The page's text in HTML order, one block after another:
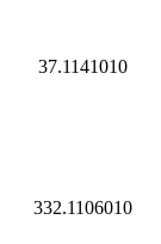
37.1141010
332.1106010